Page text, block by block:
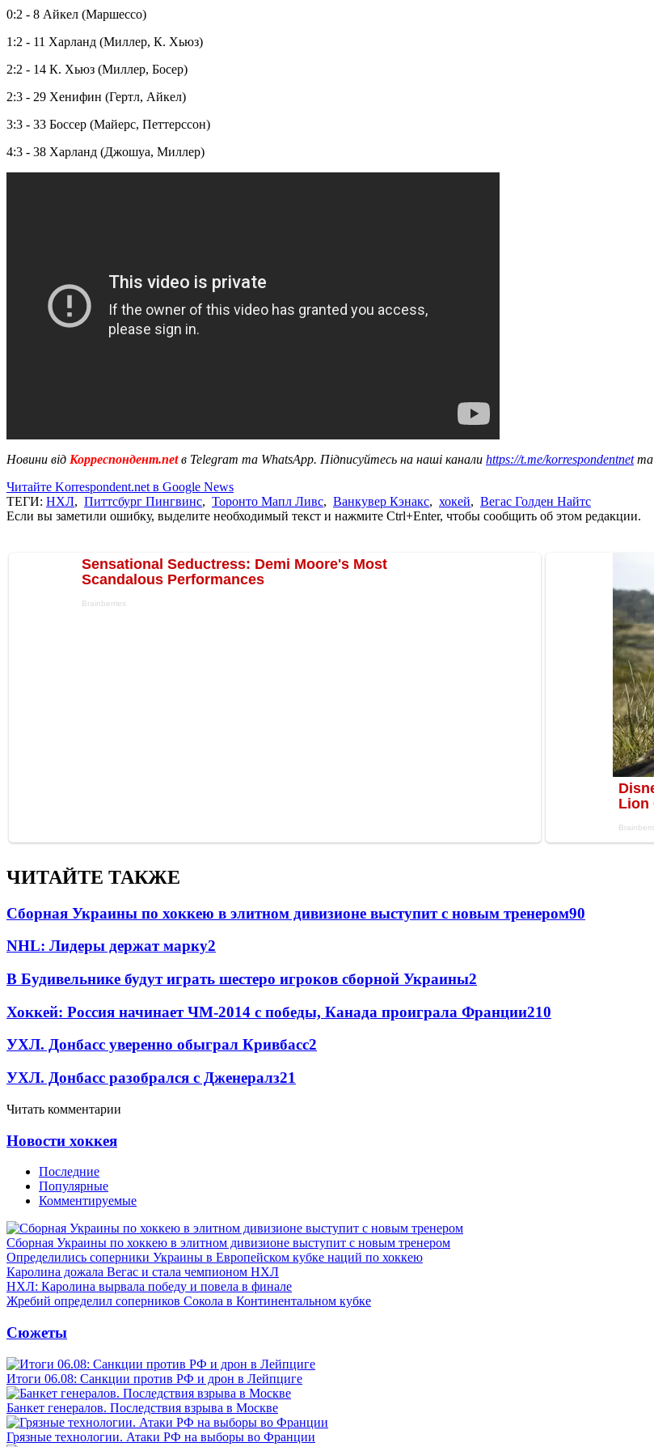
0:2 - 8 Айкел (Маршессо)
1:2 - 11 Харланд (Миллер, К. Хьюз)
2:2 - 14 К. Хьюз (Миллер, Босер)
2:3 - 29 Хенифин (Гертл, Айкел)
3:3 - 33 Боссер (Майерс, Петтерссон)
4:3 - 38 Харланд (Джошуа, Миллер)
Новини від Корреспондент.netв Telegram та WhatsApp. Підписуйтесь на наші канали https://t.me/korrespondentnetта
Читайте Korrespondent.net в Google News
ТЕГИ: НХЛ, Питтсбург Пингвинс, Торонто Мапл Ливс, Ванкувер Кэнакс, хокей, Вегас Голден Найтс
Если вы заметили ошибку, выделите необходимый текст и нажмите Ctrl+Enter, чтобы сообщить об этом редакции.
ЧИТАЙТЕ ТАКЖЕ
Сборная Украины по хоккею в элитном дивизионе выступит с новым тренером90
NHL: Лидеры держат марку2
В Будивельнике будут играть шестеро игроков сборной Украины2
Хоккей: Россия начинает ЧМ-2014 с победы, Канада проиграла Франции210
УХЛ. Донбасс уверенно обыграл Кривбасс2
УХЛ. Донбасс разобрался с Дженералз21
Читать комментарии
Новости хоккея
Последние
Популярные
Комментируемые
Сборная Украины по хоккею в элитном дивизионе выступит с новым тренером
Определились соперники Украины в Европейском кубке наций по хоккею
Каролина дожала Вегас и стала чемпионом НХЛ
НХЛ: Каролина вырвала победу и повела в финале
Жребий определил соперников Сокола в Континентальном кубке
Сюжеты
Итоги 06.08: Санкции против РФ и дрон в Лейпциге
Банкет генералов. Последствия взрыва в Москве
Грязные технологии. Атаки РФ на выборы во Франции